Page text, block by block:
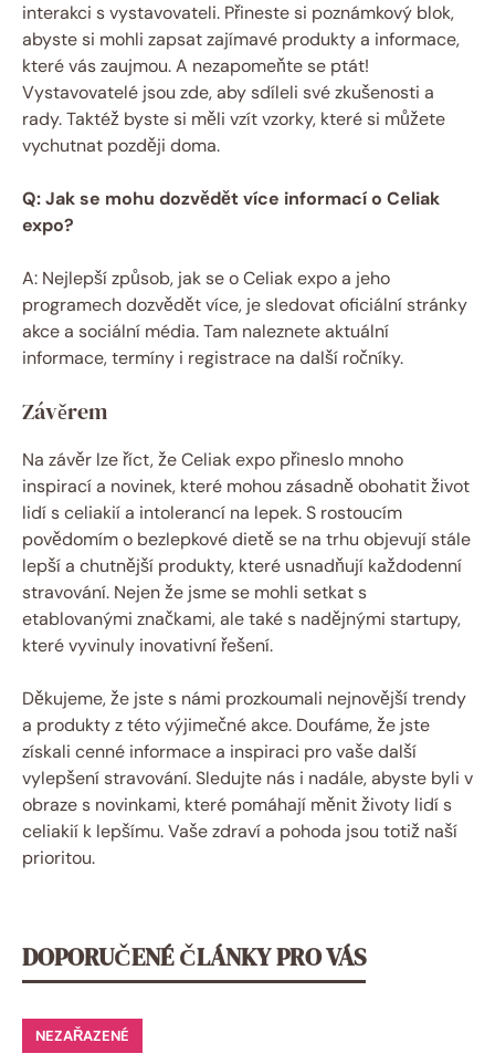
interakci s vystavovateli. Přineste si poznámkový blok,
abyste si mohli zapsat zajímavé produkty a informace,
které vás zaujmou. A nezapomeňte‍ se ‍ptát!
Vystavovatelé jsou zde, aby sdíleli své zkušenosti a
rady. Taktéž byste si měli vzít vzorky, ‌které ⁢si⁤ můžete⁣
vychutnat později doma.
Q: Jak se mohu dozvědět více informací o Celiak
expo?
A:⁢ Nejlepší způsob, jak se o Celiak ⁢expo ⁢a jeho
programech dozvědět více, je sledovat oficiální stránky
akce a sociální média.​ Tam naleznete aktuální
informace, termíny i registrace‍ na další ročníky.
Závěrem
Na závěr lze‌ říct,‍ že Celiak expo přineslo mnoho
inspirací a novinek, které mohou zásadně‌ obohatit život
lidí s celiakií a intolerancí ⁢na lepek. S rostoucím
povědomím⁤ o bezlepkové ⁣dietě se ‍na trhu objevují stále
lepší a chutnější produkty, které usnadňují každodenní
stravování. Nejen že jsme se mohli setkat s
etablovanými značkami, ale ​také s nadějnými startupy,
které vyvinuly inovativní řešení.
Děkujeme, že ⁣jste s námi prozkoumali nejnovější trendy
a produkty z této výjimečné akce.‍ Doufáme, ⁣že jste
získali​ cenné ‌informace a inspiraci‌ pro⁤ vaše další
vylepšení stravování. Sledujte nás i nadále, abyste byli v
obraze‌ s novinkami, které pomáhají měnit životy lidí s
celiakií k lepšímu.‌ Vaše zdraví a pohoda ⁢jsou totiž naší
prioritou.
DOPORUČENÉ ČLÁNKY PRO VÁS
NEZAŘAZENÉ